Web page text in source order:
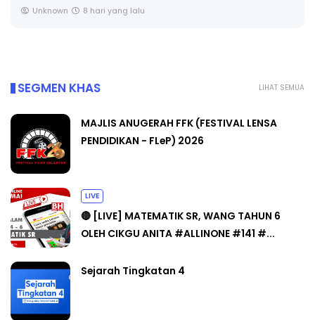
Unknown 8 hari yang lalu
LIHAT SEMUA
SEGMEN KHAS
MAJLIS ANUGERAH FFK (FESTIVAL LENSA
PENDIDIKAN - FLeP) 2026
LIVE
🔴 [LIVE] MATEMATIK SR, WANG TAHUN 6
OLEH CIKGU ANITA #ALLINONE #141 #...
Sejarah Tingkatan 4